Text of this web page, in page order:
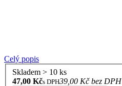
Celý popis
Skladem > 10 ks
47,00 Kčs DPH39,00 Kč bez DPH